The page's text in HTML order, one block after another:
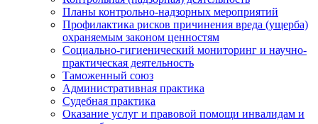
Планы контрольно-надзорных мероприятий
Профилактика рисков причинения вреда (ущерба)
охраняемым законом ценностям
Социально-гигиенический мониторинг и научно-
практическая деятельность
Таможенный союз
Административная практика
Судебная практика
Оказание услуг и правовой помощи инвалидам и